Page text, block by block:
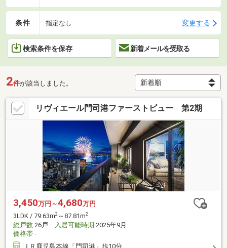
条件 指定なし 変更する
検索条件を保存 新着メールを受取る
2件が該当しました。
リヴィエール門司港ファーストビュー 第2期
3,450万円～4,680万円
3LDK / 79.63m2 ～87.81m2
総戸数 26戸 入居可能時期 2025年9月
価格帯 -
ＪＲ鹿児島本線「門司港」歩10分